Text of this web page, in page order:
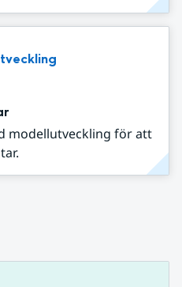
modellutveckling för att